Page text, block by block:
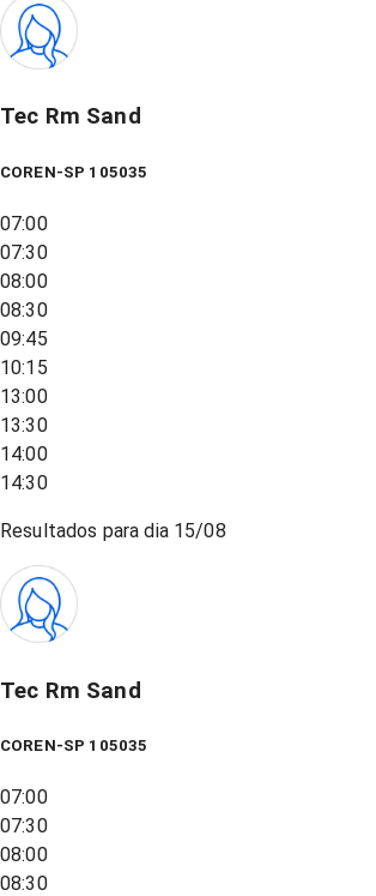
Tec Rm Sand
COREN-SP 105035
07:00
07:30
08:00
08:30
09:45
10:15
13:00
13:30
14:00
14:30
Resultados para dia 15/08
Tec Rm Sand
COREN-SP 105035
07:00
07:30
08:00
08:30